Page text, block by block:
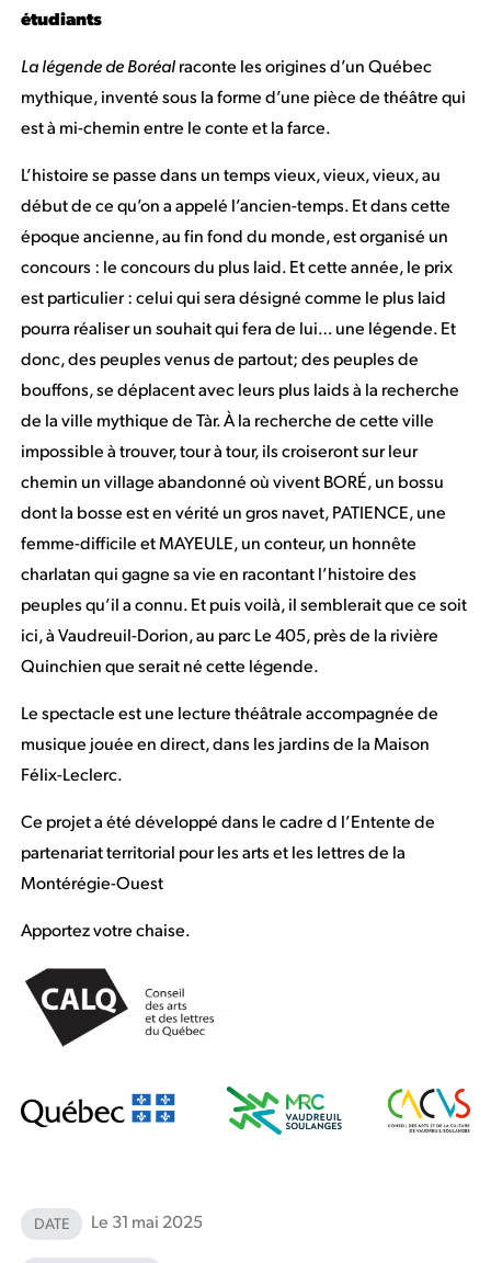
étudiants
La légende de Boréalraconte les origines d’un Québec
mythique, inventé sous la forme d’une pièce de théâtre qui
est à mi-chemin entre le conte et la farce.
L’histoire se passe dans un temps vieux, vieux, vieux, au
début de ce qu’on a appelé l’ancien-temps. Et dans cette
époque ancienne, au fin fond du monde, est organisé un
concours : le concours du plus laid. Et cette année, le prix
est particulier : celui qui sera désigné comme le plus laid
pourra réaliser un souhait qui fera de lui… une légende. Et
donc, des peuples venus de partout; des peuples de
bouffons, se déplacent avec leurs plus laids à la recherche
de la ville mythique de Tàr. À la recherche de cette ville
impossible à trouver, tour à tour, ils croiseront sur leur
chemin un village abandonné où vivent BORÉ, un bossu
dont la bosse est en vérité un gros navet, PATIENCE, une
femme-difficile et MAYEULE, un conteur, un honnête
charlatan qui gagne sa vie en racontant l’histoire des
peuples qu’il a connu. Et puis voilà, il semblerait que ce soit
ici, à Vaudreuil-Dorion, au parc Le 405, près de la rivière
Quinchien que serait né cette légende.
Le spectacle est une lecture théâtrale accompagnée de
musique jouée en direct, dans les jardins de la Maison
Félix-Leclerc.
Ce projet a été développé dans le cadre d l’Entente de
partenariat territorial pour les arts et les lettres de la
Montérégie-Ouest
Apportez votre chaise.
DATE Le 31 mai 2025